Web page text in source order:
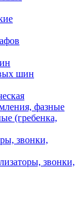
шин
фазные
(гребенка,
звонки,
звонки,